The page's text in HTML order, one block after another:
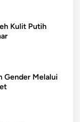
Kulit Putih
Gender Melalui